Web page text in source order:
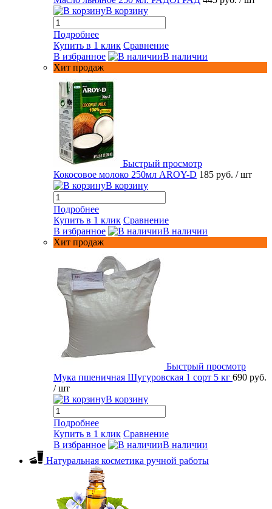
В корзину
Подробнее
Купить в 1 клик Сравнение
В избранное
В наличии
Хит продаж
Быстрый просмотр
Кокосовое молоко 250мл AROY-D 185 руб. / шт
В корзину
Подробнее
Купить в 1 клик Сравнение
В избранное
В наличии
Хит продаж
Быстрый просмотр
Мука пшеничная Шугуровская 1 сорт 5 кг 690 руб.
/ шт
В корзину
Подробнее
Купить в 1 клик Сравнение
В избранное
В наличии
Натуральная косметика ручной работы